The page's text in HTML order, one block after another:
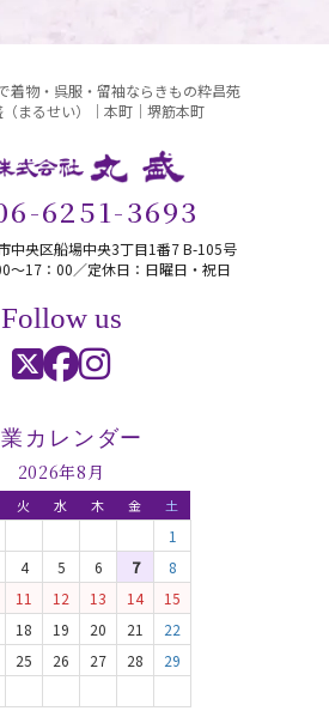
着物・呉服・留袖ならきもの粋昌苑
まるせい）｜本町｜堺筋本町
6251-3693
中央区船場中央3丁目1番7 B-105号
〜17：00／定休日：日曜日・祝日
Follow us
カレンダー
2026年8月
火 水 木 金 土
1
4 5 6 7
8
11 12 13 14
15
18 19 20 21
22
25 26 27 28
29